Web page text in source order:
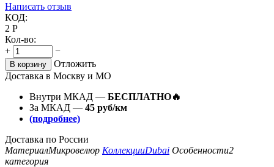
Написать отзыв
КОД:
2 Р
Кол-во:
+
−
В корзину
Отложить
Доставка в Москву и МО
Внутри МКАД — БЕСПЛАТНО🔥
За МКАД — 45 руб/км
(подробнее)
Доставка по России
МатериалМикровелюр КоллекцииDubai Особенности2
категория